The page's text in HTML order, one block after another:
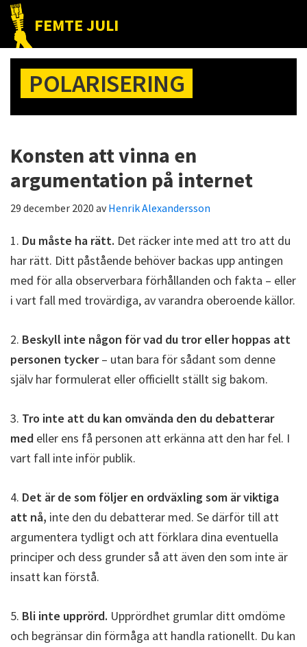
Hoppa
huvudnavigering
Hoppa
huvudinnehåll
Hoppa
det
primära
sidofältet
FEMTE JULI
Nätet
till
folket!POLARISERING
Konsten att vinna en
argumentation på internet
29 december 2020 avHenrik Alexandersson
1. Du måste ha rätt. Det räcker inte med att tro att du
har rätt. Ditt påstående behöver backas upp antingen
med för alla observerbara förhållanden och fakta – eller
i vart fall med trovärdiga, av varandra oberoende källor.
2. Beskyll inte någon för vad du tror eller hoppas att
personen tycker– utan bara för sådant som denne
själv har formulerat eller officiellt ställt sig bakom.
3. Tro inte att du kan omvända den du debatterar
med eller ens få personen att erkänna att den har fel. I
vart fall inte inför publik.
4. Det är de som följer en ordväxling som är viktiga
att nå, inte den du debatterar med. Se därför till att
argumentera tydligt och att förklara dina eventuella
principer och dess grunder så att även den som inte är
insatt kan förstå.
5. Bli inte upprörd. Upprördhet grumlar ditt omdöme
och begränsar din förmåga att handla rationellt. Du kan